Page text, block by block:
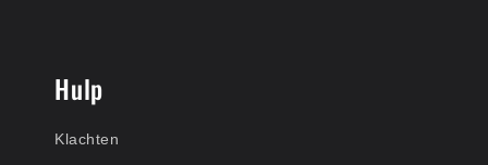
Hulp
Klachten